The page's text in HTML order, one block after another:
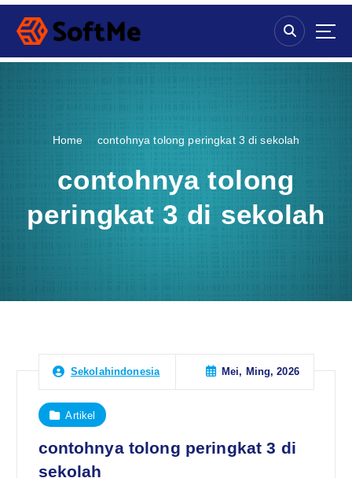
S
p
Home contohnya tolong peringkat 3 di sekolah
contohnya tolong
peringkat 3 di sekolah
Sekolahindonesia Mei, Ming, 2026
Artikel
contohnya tolong peringkat 3 di
sekolah